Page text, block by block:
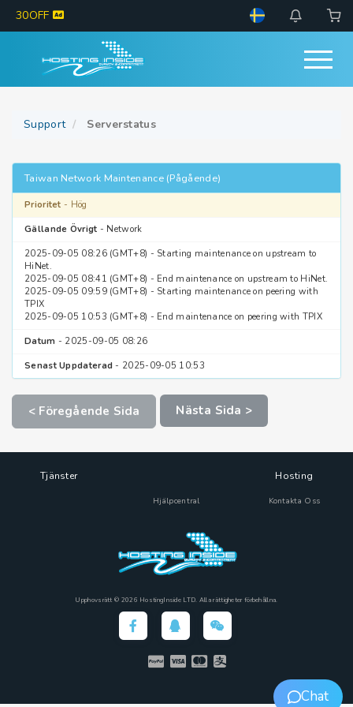
30OFF
Support Serverstatus
Taiwan Network Maintenance (Pågående)
Prioritet - Hög
Gällande Övrigt - Network
2025-09-05 08:26 (GMT+8) - Starting maintenance on upstream to
HiNet.
2025-09-05 08:41 (GMT+8) - End maintenance on upstream to HiNet.
2025-09-05 09:59 (GMT+8) - Starting maintenance on peering with
TPIX
2025-09-05 10:53 (GMT+8) - End maintenance on peering with TPIX
Datum - 2025-09-05 08:26
Senast Uppdaterad - 2025-09-05 10:53
< Föregående Sida Nästa Sida >
Tjänster
Hjälpcentral
Hosting
Kontakta Oss
Upphovsrätt © 2026 HostingInside LTD. Alla rättigheter förbehållna.
Chat